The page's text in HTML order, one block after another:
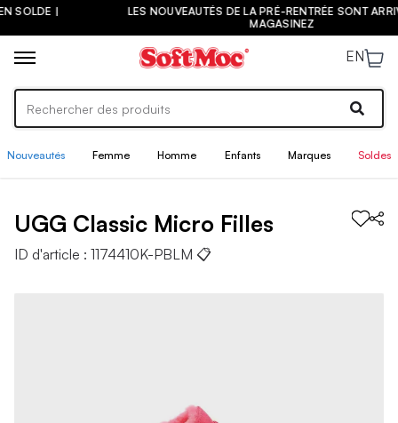
LES NOUVEAUTÉS DE LA PRÉ-RENTRÉE SONT ARRIVÉES ! |
EN
Nouveautés Femme Homme Enfants Marques Soldes
UGG Classic Micro Filles
ID d'article : 1174410K-PBLM 📋